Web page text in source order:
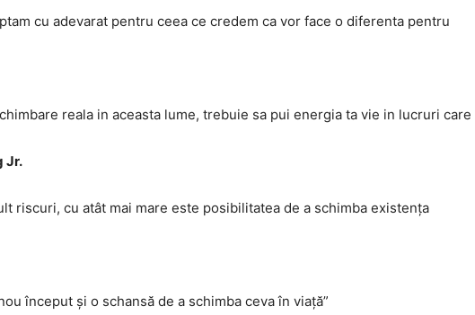
cu adevarat pentru ceea ce credem ca vor face o diferenta pentru
reala in aceasta lume, trebuie sa pui energia ta vie in lucruri care
Jr.
riscuri, cu atât mai mare este posibilitatea de a schimba existența
început și o schansă de a schimba ceva în viață”